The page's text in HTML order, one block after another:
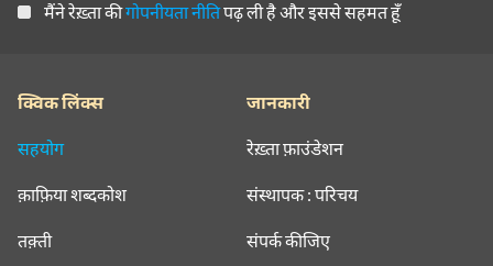
मैंने रेख़्ता कीगोपनीयता नीतिपढ़ ली है और इससे सहमत हूँ
क्विक लिंक्स
सहयोग
क़ाफ़िया शब्दकोश
तक़्ती
जानकारी
रेख़्ता फ़ाउंडेशन
संस्थापक : परिचय
संपर्क कीजिए